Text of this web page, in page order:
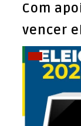
Com
vencer